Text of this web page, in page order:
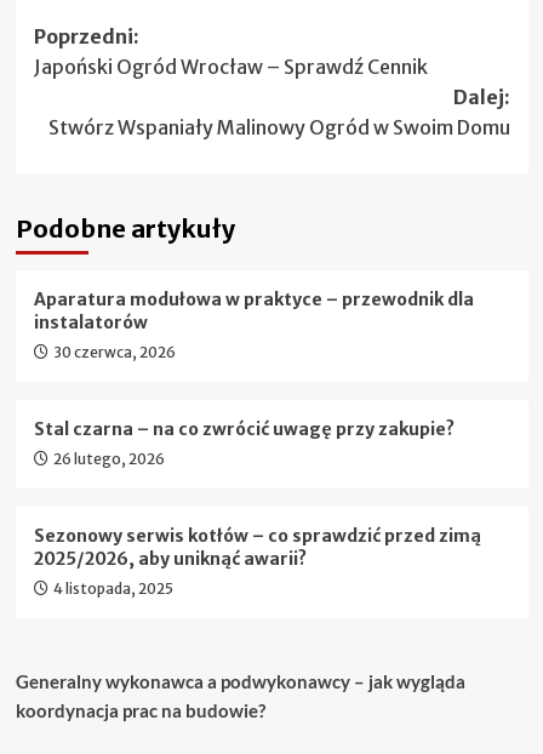
Zobacz
wpisy
Poprzedni:
Japoński Ogród Wrocław – Sprawdź Cennik
Dalej:
Stwórz Wspaniały Malinowy Ogród w Swoim Domu
Podobne artykuły
Aparatura modułowa w praktyce – przewodnik dla
instalatorów
30 czerwca, 2026
Stal czarna – na co zwrócić uwagę przy zakupie?
26 lutego, 2026
Sezonowy serwis kotłów – co sprawdzić przed zimą
2025/2026, aby uniknąć awarii?
4 listopada, 2025
Generalny wykonawca a podwykonawcy – jak wygląda
koordynacja prac na budowie?